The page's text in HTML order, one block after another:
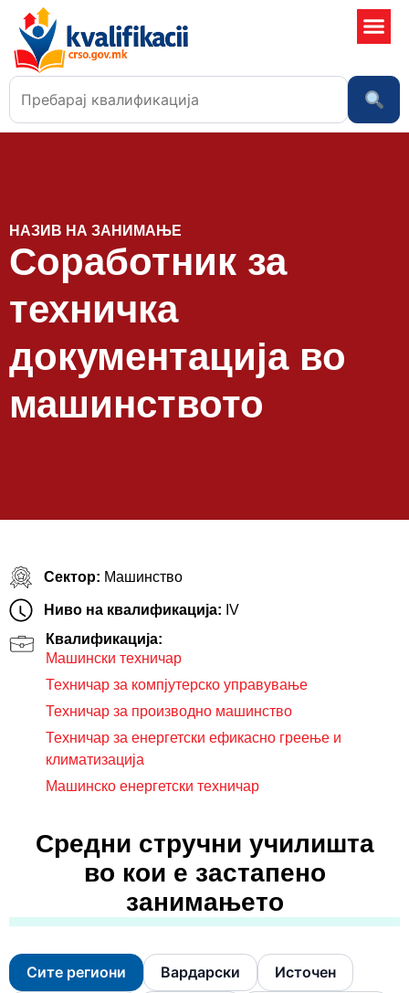
НАЗИВ НА ЗАНИМАЊЕ
Соработник за
техничка
документација во
машинството
Сектор: Машинство
Ниво на квалификација: IV
Квалификација:
Машински техничар
Техничар за компјутерско управување
Техничар за производно машинство
Техничар за енергетски ефикасно греење и
климатизација
Машинско енергетски техничар
Средни стручни училишта
во кои е застапено
занимањето
Сите региони Вардарски Источен